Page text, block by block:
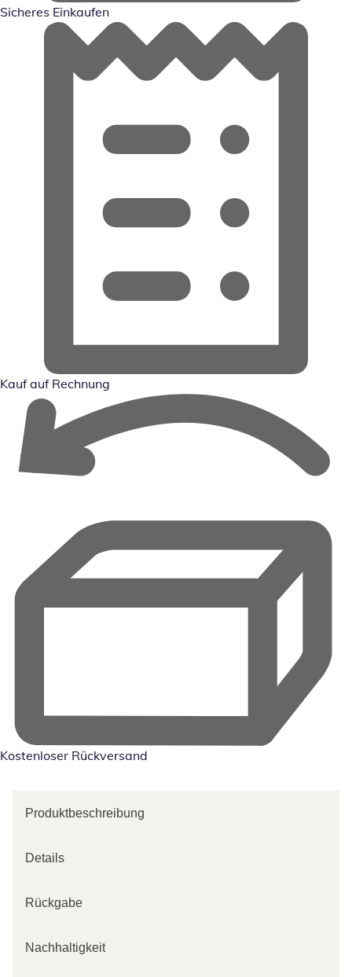
Sicheres Einkaufen
Kauf auf Rechnung
Kostenloser Rückversand
Produktbeschreibung
Details
Rückgabe
Nachhaltigkeit